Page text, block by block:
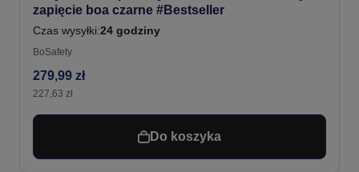
zapięcie boa czarne #Bestseller
Czas wysyłki:24 godziny
BoSafety
279,99 zł
227,63 zł
Do koszyka